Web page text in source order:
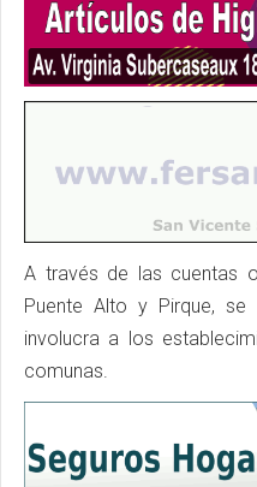
A través de las cuentas
Puente Alto y Pirque,
involucra a los
comunas.